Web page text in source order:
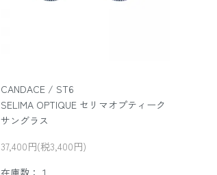
CANDACE / ST6
SELIMA OPTIQUE セリマオプティーク
サングラス
37,400円(税3,400円)
在庫数：１